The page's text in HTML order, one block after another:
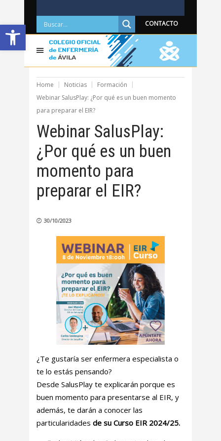
Abrir barra de herramientas CONTACTO
Home Noticias
Formación
Webinar SalusPlay: ¿Por qué es un buen momento
para preparar el EIR?
Webinar SalusPlay:
¿Por qué es un buen
momento para
preparar el EIR?
30/10/2023
¿Te gustaría ser enfermera especialista o
te lo estás pensando?
Desde SalusPlay te explicarán porque es
buen momento para presentarse al EIR, y
además, te darán a conocer las
particularidades de su Curso EIR 2024/25.